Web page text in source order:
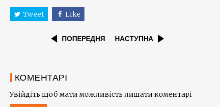
Tweet Like
ПОПЕРЕДНЯ НАСТУПНА
КОМЕНТАРІ
Увійдіть щоб мати можливість лишати коментарі